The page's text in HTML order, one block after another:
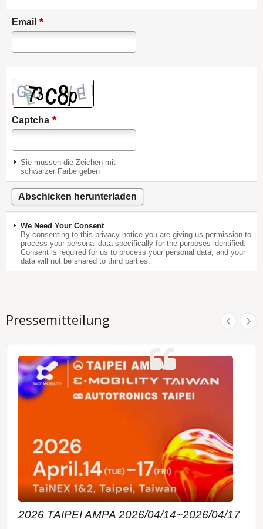
Email *
Captcha *
Sie müssen die Zeichen mit
schwarzer Farbe geben
We Need Your Consent
By consenting to this privacy notice you are giving us permission to
process your personal data specifically for the purposes identified.
Consent is required for us to process your personal data, and your
data will not be shared to third parties.
Pressemitteilung
2026 TAIPEI AMPA 2026/04/14~2026/04/17